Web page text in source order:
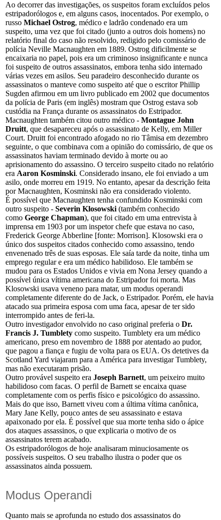
Ao decorrer das investigações, os suspeitos foram excluídos pelos
estripadorólogos e, em alguns casos, inocentados. Por exemplo, o
russo Michael Ostrog, médico e ladrão condenado era um
suspeito, uma vez que foi citado (junto a outros dois homens) no
relatório final do caso não resolvido, redigido pelo comissário de
polícia Neville Macnaughten em 1889. Ostrog dificilmente se
encaixaria no papel, pois era um criminoso insignificante e nunca
foi suspeito de outros assassinatos, embora tenha sido internado
várias vezes em asilos. Seu paradeiro desconhecido durante os
assassinatos o manteve como suspeito até que o escritor Phillip
Sugden afirmou em um livro publicado em 2002 que documentos
da polícia de Paris (em inglês) mostram que Ostrog estava sob
custódia na França durante os assassinatos do Estripador.
Macnaughten também citou outro médico - Montague John
Druitt, que desapareceu após o assassinato de Kelly, em Miller
Court. Druitt foi encontrado afogado no rio Tâmisa em dezembro
seguinte, o que combinava com a opinião do comissário, de que os
assassinatos haviam terminado devido à morte ou ao
aprisionamento do assassino. O terceiro suspeito citado no relatório
era Aaron Kosminski. Considerado insano, ele foi enviado a um
asilo, onde morreu em 1919. No entanto, apesar da descrição feita
por Macnaughten, Kosminski não era considerado violento.
É possível que Macnaughten tenha confundido Kosminski com
outro suspeito - Severin Klosowski (também conhecido
como George Chapman), que foi citado em uma entrevista à
imprensa em 1903 por um inspetor chefe que estava no caso,
Frederick George Abberline [fonte: Morrison]. Klosowski era o
único dos suspeitos citados conhecido como assassino, tendo
envenenado três de suas esposas. Ele saía tarde da noite, tinha um
emprego regular e era um médico habilidoso. Ele também se
mudou para os Estados Unidos e vivia em Nona Jersey quando a
possível única vítima americana do Estripador foi morta. Mas
Klosowski usava veneno para matar, um modus operandi
completamente diferente do de Jack, o Estripador. Porém, ele havia
atacado sua primeira esposa com uma faca, apesar de ter sido
interrompido antes de feri-la.
Outro investigador envolvido no caso original preferia o Dr.
Francis J. Tumblety como suspeito. Tumblety era um médico
americano, preso em novembro de 1888 por atentado ao pudor,
que pagou a fiança e fugiu de volta para os EUA. Os detetives da
Scotland Yard viajaram para a América para investigar Tumblety,
mas não executaram prisão.
Outro provável suspeito era Joseph Barnett, um peixeiro muito
habilidoso com facas. O perfil de Barnett se encaixa quase
completamente com os perfis físico e psicológico do assassino.
Mais do que isso, Barnett viveu com a última vítima canônica,
Mary Jane Kelly, pouco antes de seu assassinato e estava
apaixonado por ela. É possível que sua morte tenha sido o ápice
dos ataques assassinos, o que explicaria o motivo de os
assassinatos terem acabado.
Os estripadorólogos de hoje analisaram minuciosamente os
possíveis suspeitos. O seu trabalho ilustra o poder que os
assassinatos ainda possuem.
Modus Operandi
Quanto mais se aprofunda no estudo dos assassinatos do